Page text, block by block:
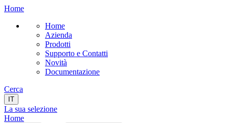
Home
Home
Azienda
Prodotti
Supporto e Contatti
Novità
Documentazione
Cerca
IT
La sua selezione
Home